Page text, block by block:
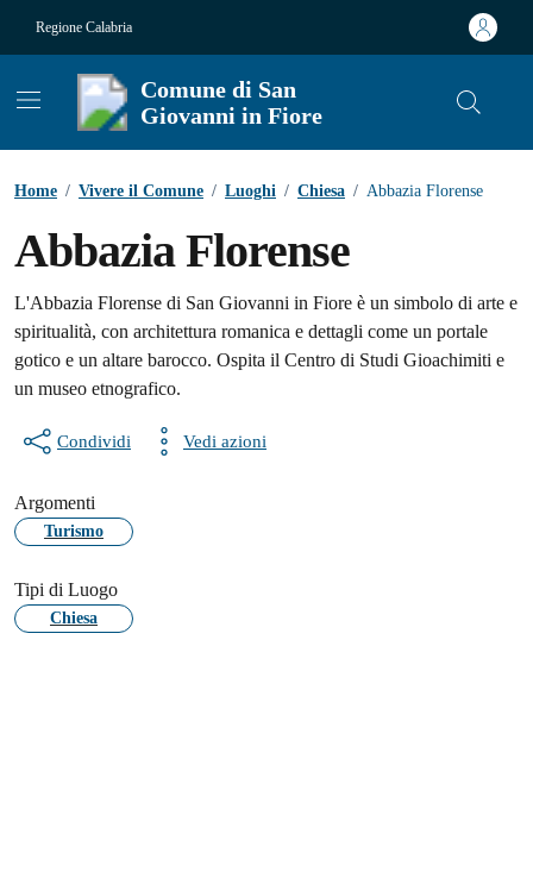
Regione Calabria
Comune di San
Giovanni in Fiore
Home / Vivere il Comune / Luoghi / Chiesa / Abbazia Florense
Abbazia Florense
L'Abbazia Florense di San Giovanni in Fiore è un simbolo di arte e
spiritualità, con architettura romanica e dettagli come un portale
gotico e un altare barocco. Ospita il Centro di Studi Gioachimiti e
un museo etnografico.
Condividi Vedi azioni
Argomenti
Turismo
Tipi di Luogo
Chiesa